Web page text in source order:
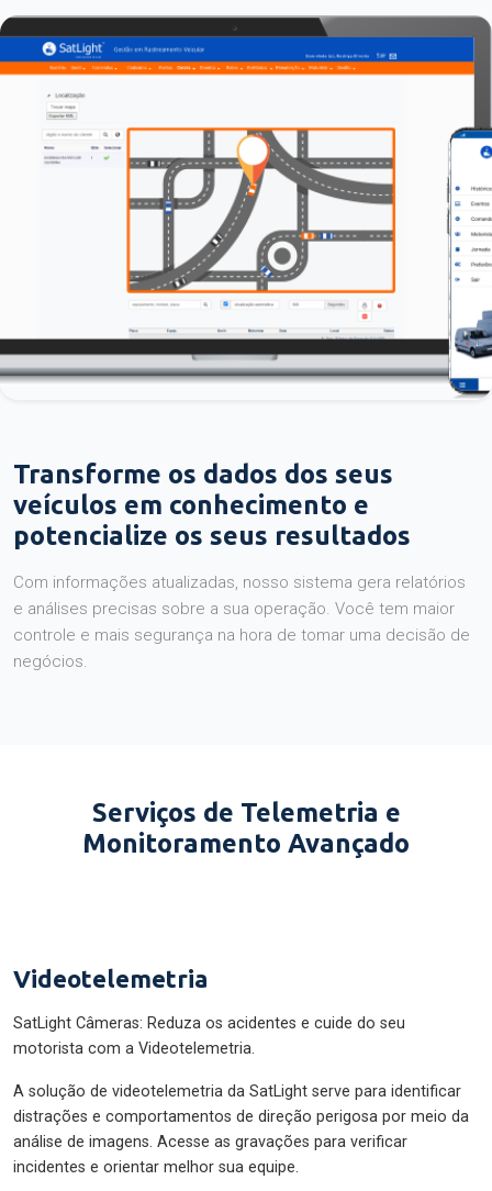
Transforme os dados dos seus
veículos em conhecimento e
potencialize os seus resultados
Com informações atualizadas, nosso sistema gera relatórios
e análises precisas sobre a sua operação. Você tem maior
controle e mais segurança na hora de tomar uma decisão de
negócios.
Serviços de Telemetria e
Monitoramento Avançado
Videotelemetria
SatLight Câmeras: Reduza os acidentes e cuide do seu
motorista com a Videotelemetria.
A solução de videotelemetria da SatLight serve para identificar
distrações e comportamentos de direção perigosa por meio da
análise de imagens. Acesse as gravações para verificar
incidentes e orientar melhor sua equipe.